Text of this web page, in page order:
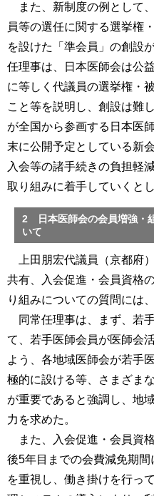
また、新制度の例として
員等の選任に関する選挙権
を設けた「準会員」の創設
任理事は、日本医師会は公
に等しく代議員の選挙権・
こと等を説明し、創設は難
が全国から参画する日本医
末に公開予定としている新
入会等の諸手続きの負担軽
取り組みに着手していくとし
2 日本医師会の会員増強・
いて
上田朋宏代議員（京都府
共有、入会促進・会員資格
り組みについての質問には
同常任理事は、まず、若
て、若手医師会員が医師会
よう、各地域医師会が若手
極的に設ける等、さまざま
が重要であると強調し、地
力を求めた。
また、入会促進・会員資
後5年目までの会費減免期
を重視し、働き掛けを行っ